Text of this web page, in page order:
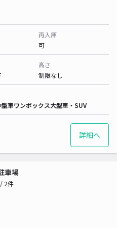
再入庫
可
高さ
制限なし
型車ワンボックス大型車・SUV
詳細へ
車場
/ 2件